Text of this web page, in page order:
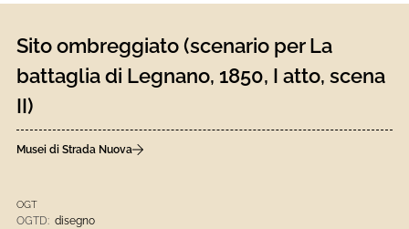
Sito ombreggiato (scenario per La
battaglia di Legnano, 1850, I atto, scena
II)
Musei di Strada Nuova
OGT
OGTD: disegno